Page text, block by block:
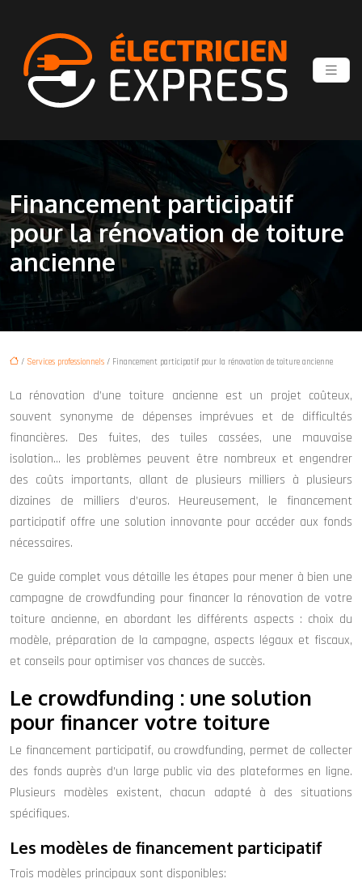
Financement participatif
pour la rénovation de toiture
ancienne
/ Services professionnels / Financement participatif pour la rénovation de toiture ancienne
La rénovation d’une toiture ancienne est un projet coûteux,
souvent synonyme de dépenses imprévues et de difficultés
financières. Des fuites, des tuiles cassées, une mauvaise
isolation… les problèmes peuvent être nombreux et engendrer
des coûts importants, allant de plusieurs milliers à plusieurs
dizaines de milliers d’euros. Heureusement, le financement
participatif offre une solution innovante pour accéder aux fonds
nécessaires.
Ce guide complet vous détaille les étapes pour mener à bien une
campagne de crowdfunding pour financer la rénovation de votre
toiture ancienne, en abordant les différents aspects : choix du
modèle, préparation de la campagne, aspects légaux et fiscaux,
et conseils pour optimiser vos chances de succès.
Le crowdfunding : une solution
pour financer votre toiture
Le financement participatif, ou crowdfunding, permet de collecter
des fonds auprès d’un large public via des plateformes en ligne.
Plusieurs modèles existent, chacun adapté à des situations
spécifiques.
Les modèles de financement participatif
Trois modèles principaux sont disponibles: